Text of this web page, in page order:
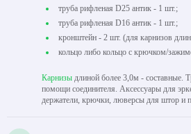
труба рифленая D25 антик - 1 шт.;
труба рифленая D16 антик - 1 шт.;
кронштейн - 2 шт. (для карнизов
кольцо либо кольцо с крючком/
Карнизы длиной более 3,0м - составные.
помощи соединителя. Аксессуары для
держатели, крючки, люверсы для штор и